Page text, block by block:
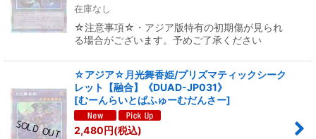
在庫なし
☆注意事項☆・アジア版特有の初期傷が見られ
る場合がございます。予めご了承ください
☆アジア☆月光舞香姫/プリズマティックシーク
レット【融合】《DUAD-JP031》
[むーんらいとぱふゅーむだんさー]
2,480円(税込)